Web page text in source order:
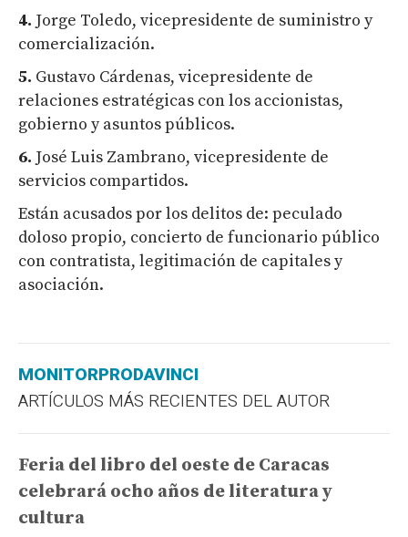
4. Jorge Toledo, vicepresidente de suministro y
comercialización.
5. Gustavo Cárdenas, vicepresidente de
relaciones estratégicas con los accionistas,
gobierno y asuntos públicos.
6. José Luis Zambrano, vicepresidente de
servicios compartidos.
Están acusados por los delitos de: peculado
doloso propio, concierto de funcionario público
con contratista, legitimación de capitales y
asociación.
MONITORPRODAVINCI
ARTÍCULOS MÁS RECIENTES DEL AUTOR
Feria del libro del oeste de Caracas
celebrará ocho años de literatura y
cultura